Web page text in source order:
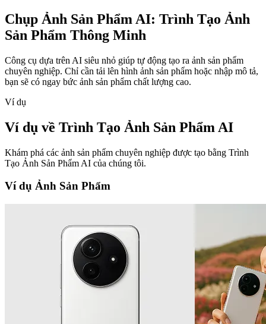
Chụp Ảnh Sản Phẩm AI: Trình Tạo Ảnh
Sản Phẩm Thông Minh
Công cụ dựa trên AI siêu nhỏ giúp tự động tạo ra ảnh sản phẩm
chuyên nghiệp. Chỉ cần tải lên hình ảnh sản phẩm hoặc nhập mô tả,
bạn sẽ có ngay bức ảnh sản phẩm chất lượng cao.
Ví dụ
Ví dụ về Trình Tạo Ảnh Sản Phẩm AI
Khám phá các ảnh sản phẩm chuyên nghiệp được tạo bằng Trình
Tạo Ảnh Sản Phẩm AI của chúng tôi.
Ví dụ Ảnh Sản Phẩm